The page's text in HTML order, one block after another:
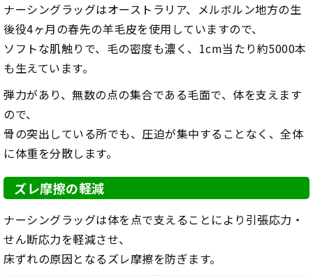
ナーシングラッグはオーストラリア、メルボルン地方の生
後役4ヶ月の春先の羊毛皮を使用していますので、
ソフトな肌触りで、毛の密度も濃く、1cm当たり約5000本
も生えています。
弾力があり、無数の点の集合である毛面で、体を支えます
ので、
骨の突出している所でも、圧迫が集中することなく、全体
に体重を分散します。
ズレ摩擦の軽減
ナーシングラッグは体を点で支えることにより引張応力・
せん断応力を軽減させ、
床ずれの原因となるズレ摩擦を防ぎます。